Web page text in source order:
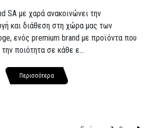
SA με χαρά ανακοινώνει την
και διάθεση στη χώρα μας των
ενός premium brand με προϊόντα που
ποιότητα σε κάθε ε...
Περισσότερα